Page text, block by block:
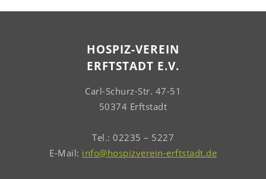
HOSPIZ-VEREIN
ERFTSTADT E.V.
Carl-Schurz-Str. 47-51
50374 Erftstadt
Tel.: 02235 – 5227
E-Mail: info@hospizverein-erftstadt.de